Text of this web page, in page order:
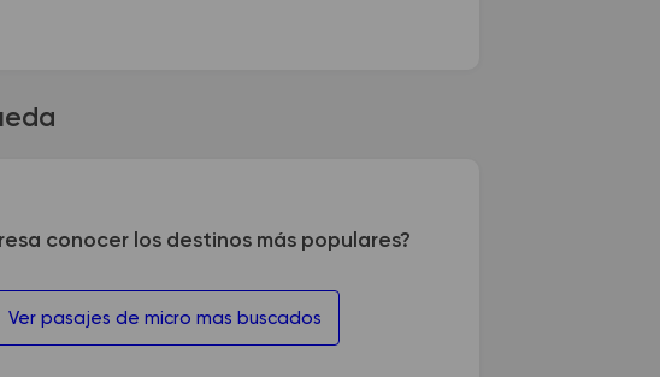
conocer los destinos más populares?
Ver pasajes de micro mas buscados